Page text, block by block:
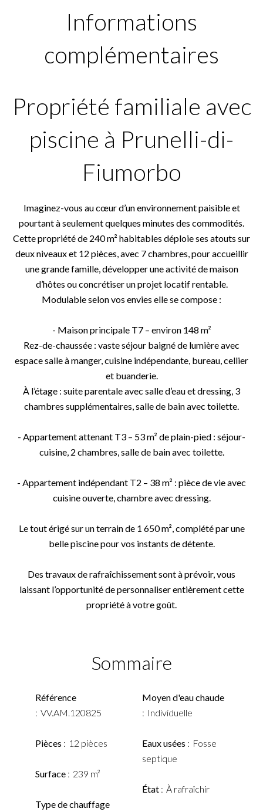
Informations
complémentaires
Propriété familiale avec
piscine à Prunelli-di-
Fiumorbo
Imaginez-vous au cœur d’un environnement paisible et
pourtant à seulement quelques minutes des commodités.
Cette propriété de 240 m² habitables déploie ses atouts sur
deux niveaux et 12 pièces, avec 7 chambres, pour accueillir
une grande famille, développer une activité de maison
d’hôtes ou concrétiser un projet locatif rentable.
Modulable selon vos envies elle se compose :
- Maison principale T7 – environ 148 m²
Rez-de-chaussée : vaste séjour baigné de lumière avec
espace salle à manger, cuisine indépendante, bureau, cellier
et buanderie.
À l’étage : suite parentale avec salle d’eau et dressing, 3
chambres supplémentaires, salle de bain avec toilette.
- Appartement attenant T3 – 53 m² de plain-pied : séjour-
cuisine, 2 chambres, salle de bain avec toilette.
- Appartement indépendant T2 – 38 m² : pièce de vie avec
cuisine ouverte, chambre avec dressing.
Le tout érigé sur un terrain de 1 650 m², complété par une
belle piscine pour vos instants de détente.
Des travaux de rafraîchissement sont à prévoir, vous
laissant l’opportunité de personnaliser entièrement cette
propriété à votre goût.
Sommaire
Référence
VV.AM.120825
Pièces 12 pièces
Surface 239 m²
Type de chauffage
Moyen d'eau chaude
Individuelle
Eaux usées
Fosse
septique
État À rafraîchir